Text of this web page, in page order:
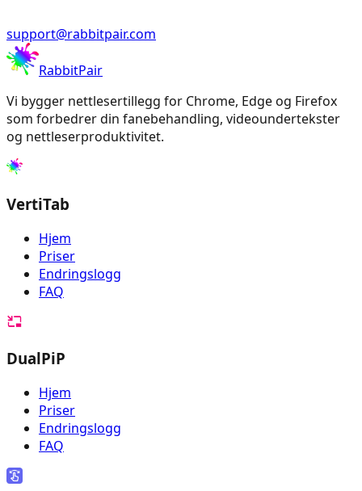
support@rabbitpair.com
RabbitPair
Vi bygger nettlesertillegg for Chrome, Edge og Firefox
som forbedrer din fanebehandling, videoundertekster
og nettleserproduktivitet.
VertiTab
Hjem
Priser
Endringslogg
FAQ
DualPiP
Hjem
Priser
Endringslogg
FAQ